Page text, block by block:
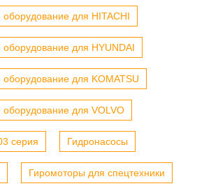
оборудование для HITACHI
оборудование для HYUNDAI
оборудование для KOMATSU
оборудование для VOLVO
серия Гидронасосы
Гиромоторы для спецтехники